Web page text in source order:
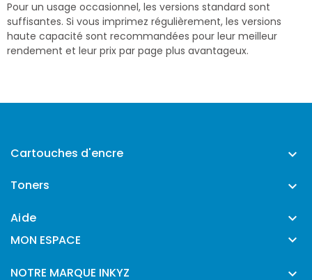
Pour un usage occasionnel, les versions standard sont
suffisantes. Si vous imprimez régulièrement, les versions
haute capacité sont recommandées pour leur meilleur
rendement et leur prix par page plus avantageux.
Cartouches d'encre 
Toners 
Aide 
MON ESPACE 
NOTRE MARQUE INKYZ 